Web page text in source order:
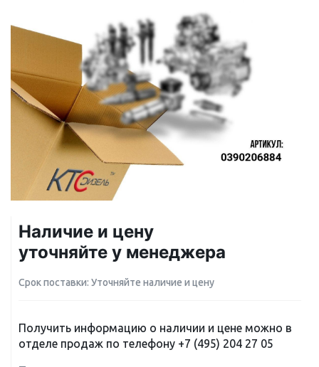
Наличие и цену
уточняйте у менеджера
Срок поставки: Уточняйте наличие и цену
Получить информацию о наличии и цене можно в
отделе продаж по телефону +7 (495) 204 27 05